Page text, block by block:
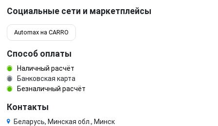
Социальные сети и маркетплейсы
Automax на CARRO
Способ оплаты
Наличный расчёт
Банковская карта
Безналичный расчёт
Контакты
Беларусь, Минская обл., Минск